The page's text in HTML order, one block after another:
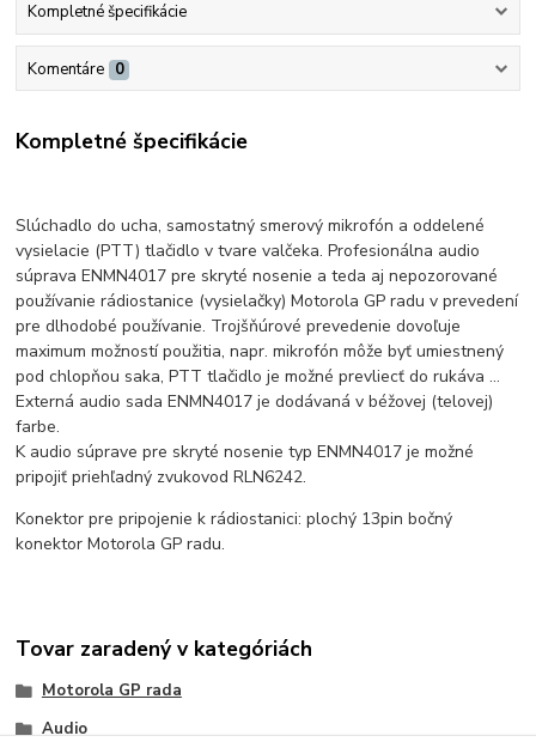
Kompletné špecifikácie
Komentáre 0
Kompletné špecifikácie
Slúchadlo do ucha, samostatný smerový mikrofón a oddelené
vysielacie (PTT) tlačidlo v tvare valčeka. Profesionálna audio
súprava ENMN4017 pre skryté nosenie a teda aj nepozorované
používanie rádiostanice (vysielačky) Motorola GP radu v prevedení
pre dlhodobé používanie. Trojšňúrové prevedenie dovoľuje
maximum možností použitia, napr. mikrofón môže byť umiestnený
pod chlopňou saka, PTT tlačidlo je možné prevliecť do rukáva ...
Externá audio sada ENMN4017 je dodávaná v béžovej (telovej)
farbe.
K audio súprave pre skryté nosenie typ ENMN4017 je možné
pripojiť priehľadný zvukovod RLN6242.
Konektor pre pripojenie k rádiostanici: plochý 13pin bočný
konektor Motorola GP radu.
Tovar zaradený v kategóriách
Motorola GP rada
Audio